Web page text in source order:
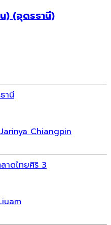
) (อุดรธานี)
านี
Chiangpin
าดไทยศิริ 3